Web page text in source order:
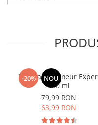
-20% NOU
Manhaē Draineur
500 ml
79,99 RON
63,99 RON